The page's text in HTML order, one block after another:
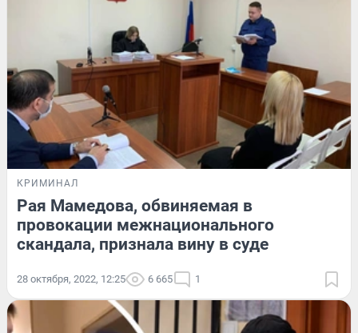
КРИМИНАЛ
Рая Мамедова, обвиняемая в
провокации межнационального
скандала, признала вину в суде
28 октября, 2022, 12:25 6 665 1